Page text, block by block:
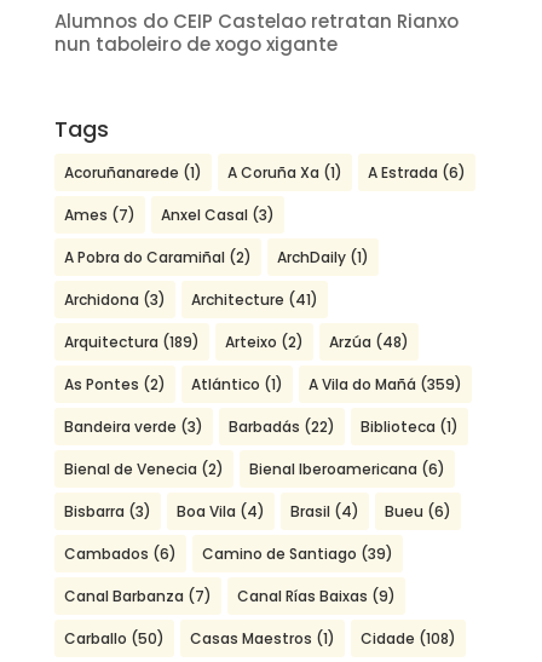
Alumnos do CEIP Castelao retratan Rianxo
nun taboleiro de xogo xigante
Tags
Acoruñanarede (1) A Coruña Xa (1) A Estrada (6)
Ames (7) Anxel Casal (3)
A Pobra do Caramiñal (2) ArchDaily(1)
Archidona (3) Architecture (41)
Arquitectura (189) Arteixo (2) Arzúa (48)
As Pontes (2) Atlántico (1) A Vila do Mañá (359)
Bandeira verde (3) Barbadás (22) Biblioteca (1)
Bienal de Venecia (2) Bienal Iberoamericana (6)
Bisbarra (3) Boa Vila (4) Brasil (4) Bueu (6)
Cambados (6) Camino de Santiago (39)
Canal Barbanza (7) Canal Rías Baixas (9)
Carballo (50) Casas Maestros (1) Cidade (108)